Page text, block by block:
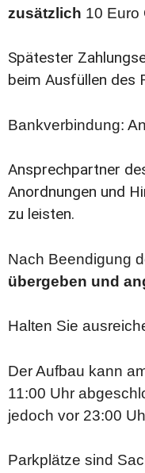
zusätzlich 10 Euro
Spätester
beim Ausfüllen des
Bankverbindung:
Ansprechpartner
Anordnungen und
zu leisten.
Nach Beendigung
übergeben und
Halten Sie
Der Aufbau kann
11:00 Uhr
jedoch vor 23:00
Parkplätze sind